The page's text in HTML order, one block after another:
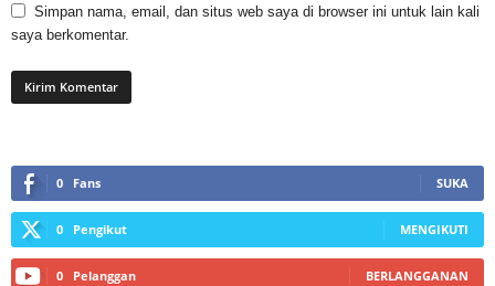
Simpan nama, email, dan situs web saya di browser ini untuk lain kali
saya berkomentar.
0 Fans SUKA
0 Pengikut MENGIKUTI
0 Pelanggan BERLANGGANAN